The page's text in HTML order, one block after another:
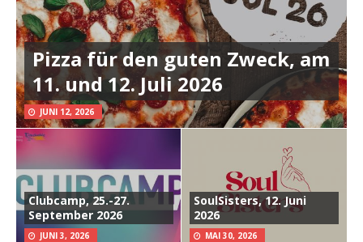
Pizza für den guten Zweck, am
11. und 12. Juli 2026
JUNI 12, 2026
Clubcamp, 25.-27.
September 2026
JUNI 3, 2026
SoulSisters, 12. Juni
2026
MAI 30, 2026